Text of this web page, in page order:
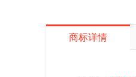
商标详情